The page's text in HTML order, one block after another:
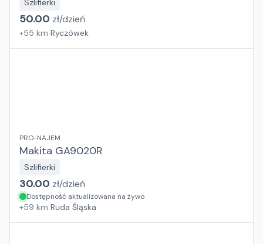
Szlifierki
50.00 zł/dzień
+55 km Ryczówek
PRO-NAJEM
Makita GA9020R
Szlifierki
30.00 zł/dzień
Dostępność aktualizowana na żywo
+59 km Ruda Śląska